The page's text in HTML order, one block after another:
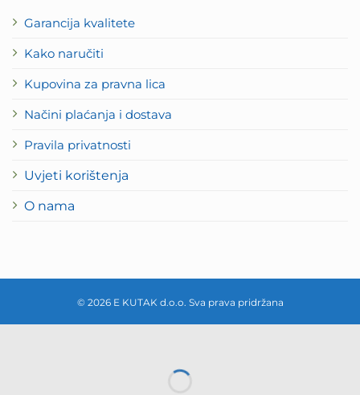
Garancija kvalitete
Kako naručiti
Kupovina za pravna lica
Načini plaćanja i dostava
Pravila privatnosti
Uvjeti korištenja
O nama
© 2026 E KUTAK d.o.o. Sva prava pridržana